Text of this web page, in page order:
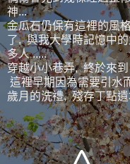
神...
金瓜石仍保有這裡的風
了, 與我大學時記憶中
多人 .....
穿越小小巷弄, 終於來
這裡早期因為需要引水
歲月的洗禮, 殘存丁點